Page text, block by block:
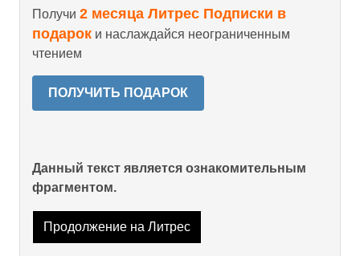
Получи 2 месяца Литрес Подписки в
подарок и наслаждайся неограниченным
чтением
ПОЛУЧИТЬ ПОДАРОК
Данный текст является ознакомительным
фрагментом.
Продолжение на Литрес